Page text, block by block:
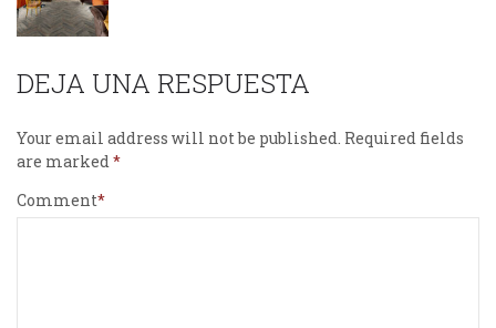
DEJA UNA RESPUESTA
Your email address will not be published. Required fields
are marked
Comment